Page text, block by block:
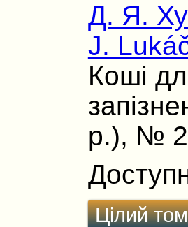
Д. Я.
J.
Коші
р.), №
Цілий